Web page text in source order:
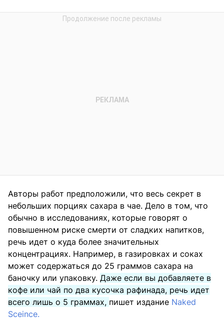
Авторы работ предположили, что весь секрет в
небольших порциях сахара в чае. Дело в том, что
обычно в исследованиях, которые говорят о
повышенном риске смерти от сладких напитков,
речь идет о куда более значительных
концентрациях. Например, в газировках и соках
может содержаться до 25 граммов сахара на
баночку или упаковку. Даже если вы добавляете в
кофе или чай по два кусочка рафинада, речь идет
всего лишь о 5 граммах, пишет издание Naked
Sceinсe.